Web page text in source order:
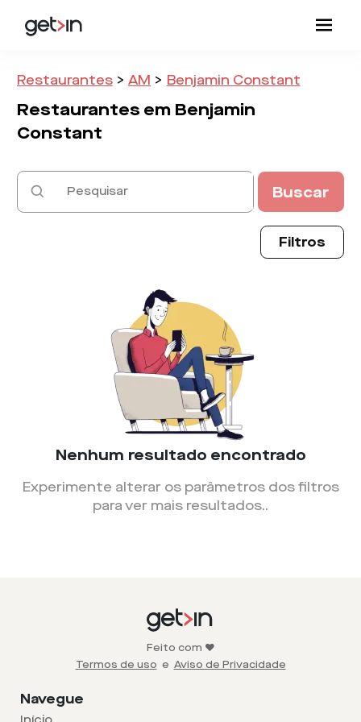
Restaurantes > AM > Benjamin Constant
Restaurantes em Benjamin
Constant
Buscar
Filtros
Nenhum resultado encontrado
Experimente alterar os parâmetros dos filtros
para ver mais resultados..
Feito com ❤️
Termos de uso e Aviso de Privacidade
Navegue